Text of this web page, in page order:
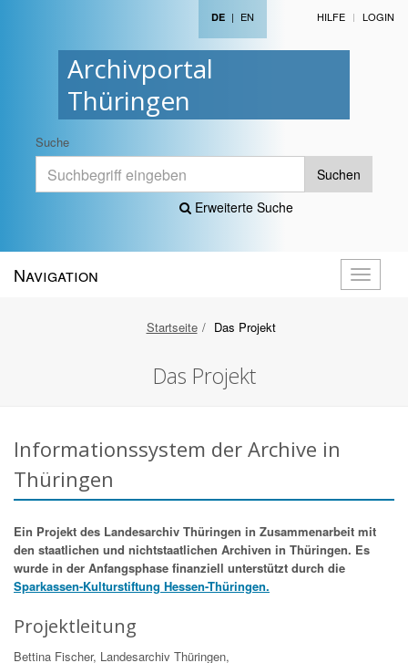
Archivportal
Thüringen
DE | EN HILFE LOGIN
Suche
Suchen
Erweiterte Suche
öffnen
Navigation
Startseite Das Projekt
Das Projekt
Informationssystem der Archive in
Thüringen
Ein Projekt des Landesarchiv Thüringen in Zusammenarbeit mit
den staatlichen und nichtstaatlichen Archiven in Thüringen. Es
wurde in der Anfangsphase finanziell unterstützt durch die
Sparkassen-Kulturstiftung Hessen-Thüringen.
Projektleitung
Bettina Fischer, Landesarchiv Thüringen,